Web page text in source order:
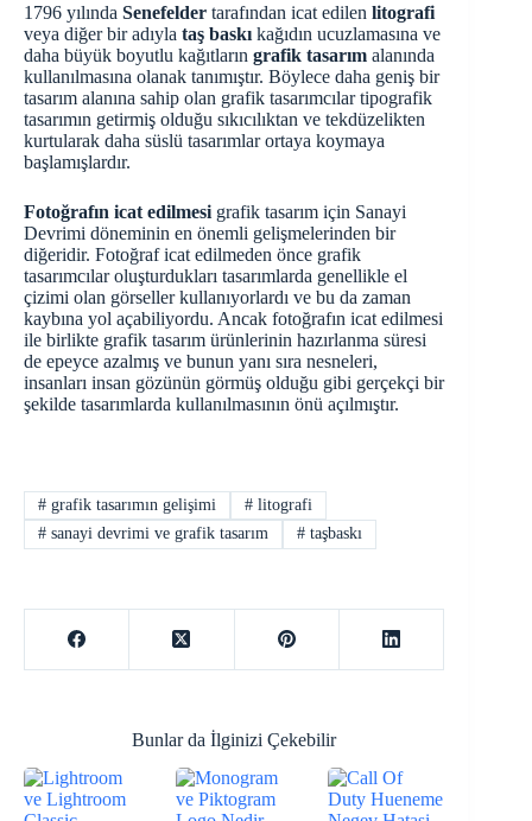
1796 yılında Senefelder tarafından icat edilen litografi
veya diğer bir adıyla taş baskı kağıdın ucuzlamasına ve
daha büyük boyutlu kağıtların grafik tasarım alanında
kullanılmasına olanak tanımıştır. Böylece daha geniş bir
tasarım alanına sahip olan grafik tasarımcılar tipografik
tasarımın getirmiş olduğu sıkıcılıktan ve tekdüzelikten
kurtularak daha süslü tasarımlar ortaya koymaya
başlamışlardır.
Fotoğrafın icat edilmesi grafik tasarım için Sanayi
Devrimi döneminin en önemli gelişmelerinden bir
diğeridir. Fotoğraf icat edilmeden önce grafik
tasarımcılar oluşturdukları tasarımlarda genellikle el
çizimi olan görseller kullanıyorlardı ve bu da zaman
kaybına yol açabiliyordu. Ancak fotoğrafın icat edilmesi
ile birlikte grafik tasarım ürünlerinin hazırlanma süresi
de epeyce azalmış ve bunun yanı sıra nesneleri,
insanları insan gözünün görmüş olduğu gibi gerçekçi bir
şekilde tasarımlarda kullanılmasının önü açılmıştır.
#grafik tasarımın gelişimi #litografi
#sanayi devrimi ve grafik tasarım #taşbaskı
Bunlar da İlginizi Çekebilir